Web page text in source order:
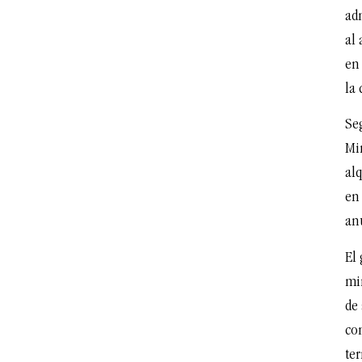
al
la
en
El
de